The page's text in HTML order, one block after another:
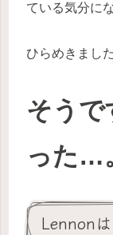
ている気分に
ひらめきまし
そうで
った…
Lennon